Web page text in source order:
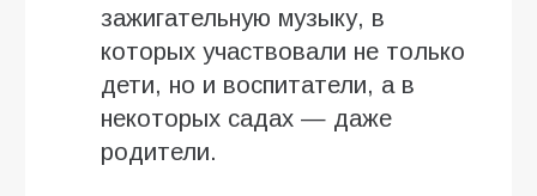
зажигательную музыку, в
которых участвовали не только
дети, но и воспитатели, а в
некоторых садах — даже
родители.